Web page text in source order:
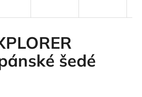
šedé